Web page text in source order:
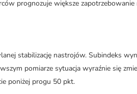
prognozuje większe
stabilizację nastrojów. Subindeks
pomiarze sytuacja wyraźnie się
poniżej progu 50 pkt.